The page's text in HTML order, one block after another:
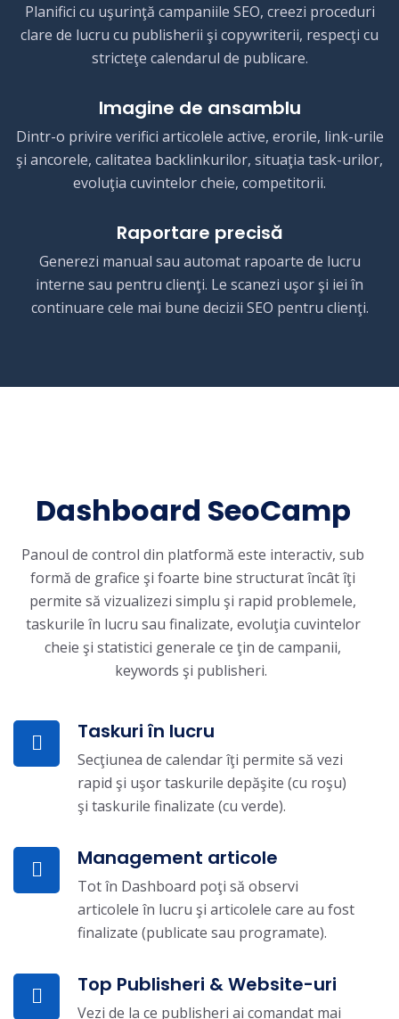
Planifici cu uşurinţă campaniile SEO, creezi proceduri
clare de lucru cu publisherii şi copywriterii, respecţi cu
stricteţe calendarul de publicare.
Imagine de ansamblu
Dintr-o privire verifici articolele active, erorile, link-urile
şi ancorele, calitatea backlinkurilor, situaţia task-urilor,
evoluţia cuvintelor cheie, competitorii.
Raportare precisă
Generezi manual sau automat rapoarte de lucru
interne sau pentru clienţi. Le scanezi uşor şi iei în
continuare cele mai bune decizii SEO pentru clienţi.
Dashboard SeoCamp
Panoul de control din platformă este interactiv, sub
formă de grafice şi foarte bine structurat încât îţi
permite să vizualizezi simplu şi rapid problemele,
taskurile în lucru sau finalizate, evoluţia cuvintelor
cheie şi statistici generale ce ţin de campanii,
keywords şi publisheri.
Taskuri în lucru
Secţiunea de calendar îţi permite să vezi
rapid şi uşor taskurile depăşite (cu roşu)
şi taskurile finalizate (cu verde).
Management articole
Tot în Dashboard poţi să observi
articolele în lucru şi articolele care au fost
finalizate (publicate sau programate).
Top Publisheri & Website-uri
Vezi de la ce publisheri ai comandat mai